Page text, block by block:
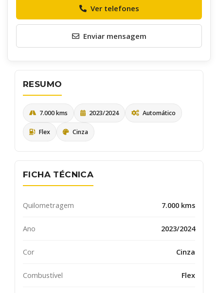
RESUMO
7.000 kms 2023/2024 Automático
Flex Cinza
FICHA TÉCNICA
Quilometragem 7.000 kms
Ano 2023/2024
Cor Cinza
Combustível Flex
Ver telefones
Enviar mensagem
Receber informativos do AutoSerra e parceiros